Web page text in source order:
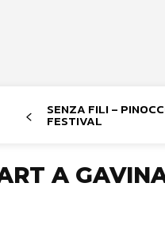
SENZA FILI –
FESTIVAL
A